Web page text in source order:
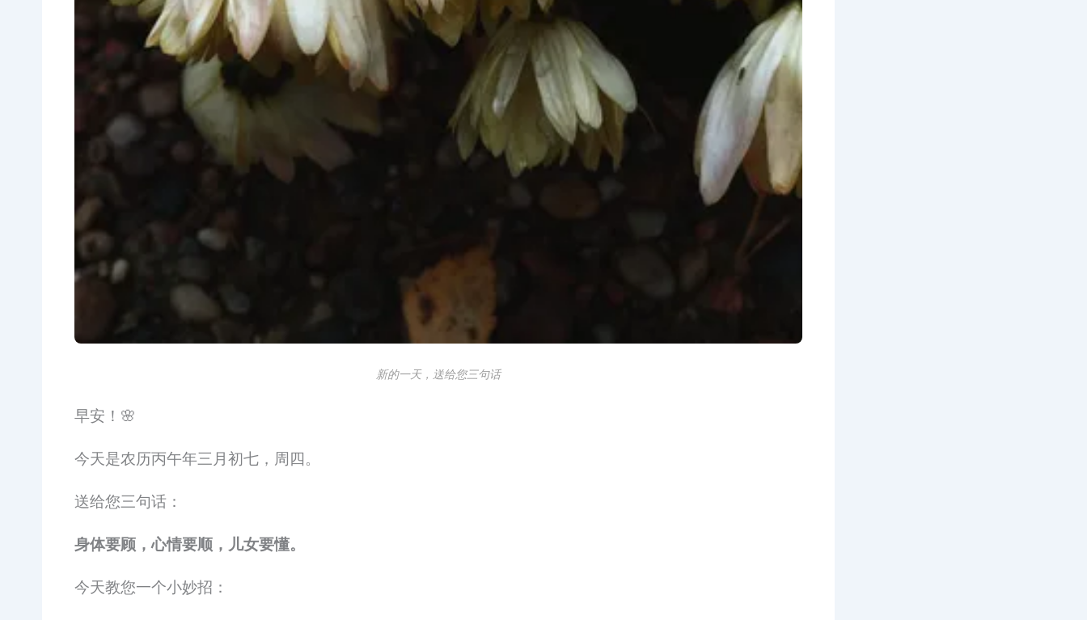
新的一天，送给您三句话
早安！🌸
今天是农历丙午年三月初七，周四。
送给您三句话：
身体要顾，心情要顺，儿女要懂。
今天教您一个小妙招：